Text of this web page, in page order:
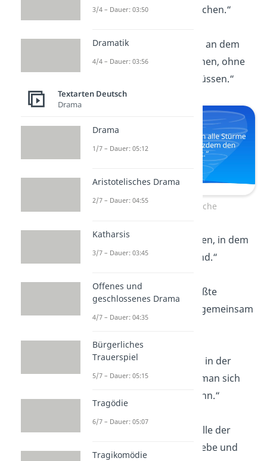
Träume zu verwirklichen.“
„Familie ist
der Ort, an dem
wir immer sein können, ohne
uns verstellen zu müssen.“
Familie ist… Sprüche
„Familie ist
der Hafen, in dem
wir immer sicher sind.“
„Familie ist
das größte
Abenteuer, das wir gemeinsam
„Familie ist
der Fels in der
Brandung, auf den man sich
immer verlassen kann.“
die Quelle der
bedingungslosen Liebe und
3/4 – Dauer: 03:50
Dramatik
4/4 – Dauer: 03:56
Textarten Deutsch
Drama
Drama
1/7 – Dauer: 05:12
Aristotelisches Drama
2/7 – Dauer: 04:55
Katharsis
3/7 – Dauer: 03:45
Offenes und
geschlossenes Drama
4/7 – Dauer: 04:35
Bürgerliches
Trauerspiel
5/7 – Dauer: 05:15
Tragödie
6/7 – Dauer: 05:07
Tragikomödie